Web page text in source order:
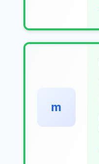
m